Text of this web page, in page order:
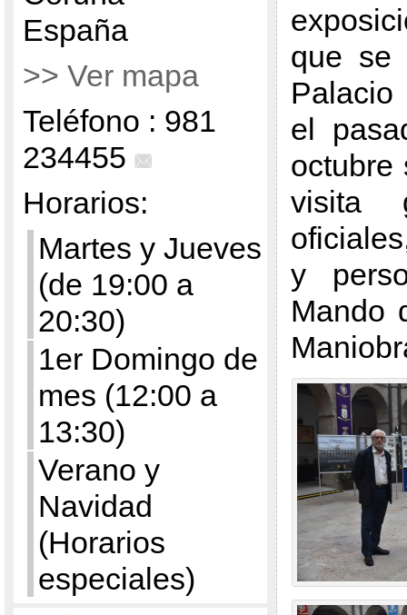
España
>> Ver mapa
Teléfono : 981
234455
Horarios:
Martes y Jueves
(de 19:00 a
20:30)
1er Domingo de
mes (12:00 a
13:30)
Verano y
Navidad
(Horarios
especiales)
que se
el
octubre
visita
y
Mando